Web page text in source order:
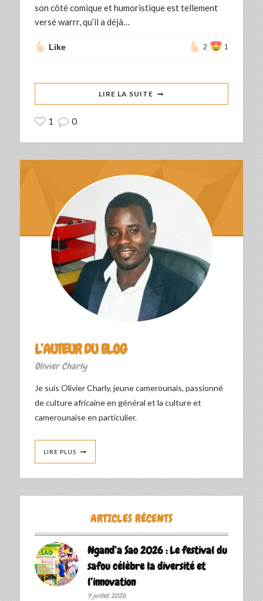
son côté comique et humoristique est tellement
versé warrr, qu’il a déjà…
Like 2 1
LIRE LA SUITE
1 0
L’AUTEUR DU BLOG
Olivier Charly
Je suis Olivier Charly, jeune camerounais, passionné
de culture africaine en général et la culture et
camerounaise en particulier.
LIRE PLUS
ARTICLES RÉCENTS
Ngand’a Sao 2026 : Le festival du
safou célèbre la diversité et
l’innovation
9 juillet 2026